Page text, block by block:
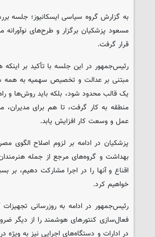
به گزارش گروه سیاسیایسکانیوز؛ جلسه
مسعود پزشکیان برگزار و طرح‌های
قرار گرفت.
رئیس‌جمهور در این جلسه با تأکید بر
مبتنی بر عدالت و تخصیص سهمیه به همه
یک قالب محدود شود، بلکه باید روش‌ها و
منطقه به کار گرفت، تا هم برای مدیران،
عمل و وسعت کار افزایش یابد.
پزشکیان در ادامه بر لزوم اصلاح الگوی
بهداشت و گروه‌های مرجع از جمله
اقناع و آنها را در اجرا مشارکت دهیم، بر
خواهیم کرد.
رئیس‌جمهور در ادامه به روزرسانی
فعال‌سازی کنتورهای هوشمند را از دیگر
در ادارات و دستگاه‌های اجرایی نیز به